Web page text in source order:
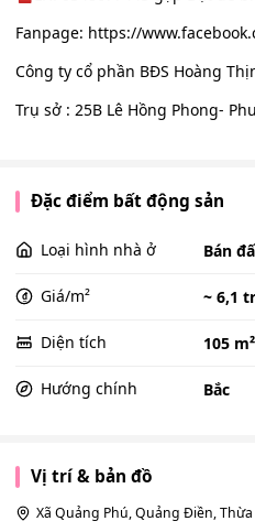
Fanpage: https://
Công ty cổ phần BĐS Hoàng
Trụ sở : 25B Lê Hồng Phong-
Đặc điểm bất động sản
Loại hình nhà ở Bán
Giá/m² ~ 6,1
Diện tích 105 m²
Hướng chính Bắc
Vị trí & bản đồ
Xã Quảng Phú, Quảng Điền,